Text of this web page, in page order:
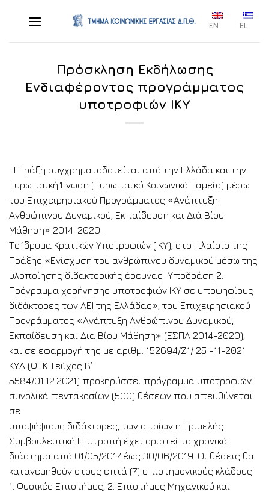
EN EL
Πρόσκληση Εκδήλωσης
Ενδιαφέροντος προγράμματος
υποτροφιών ΙΚΥ
Η Πράξη συγχρηματοδοτείται από την Ελλάδα και την
Ευρωπαϊκή Ένωση (Ευρωπαϊκό Κοινωνικό Ταμείο) μέσω
του Επιχειρησιακού Προγράμματος «Ανάπτυξη
Ανθρώπινου Δυναμικού, Εκπαίδευση και Διά Βίου
Μάθηση» 2014-2020.
Tο Ίδρυμα Κρατικών Υποτροφιών (ΙΚΥ), στο πλαίσιο της
Πράξης «Ενίσχυση του ανθρώπινου δυναμικού μέσω της
υλοποίησης διδακτορικής έρευνας-Υποδράση 2:
Πρόγραμμα χορήγησης υποτροφιών ΙΚΥ σε υποψηφίους
διδάκτορες των ΑΕΙ της Ελλάδας», του Επιχειρησιακού
Προγράμματος «Ανάπτυξη Ανθρώπινου Δυναμικού,
Εκπαίδευση και Δια Βίου Μάθηση» (ΕΣΠΑ 2014-2020),
και σε εφαρμογή της με αριθμ. 152694/Ζ1/ 25 -11-2021
ΚΥΑ (ΦΕΚ Τεύχος B’
5584/01.12.2021) προκηρύσσει πρόγραμμα υποτροφιών
συνολικά πεντακοσίων (500) θέσεων που απευθύνεται
σε
υποψήφιους διδάκτορες, των οποίων η Τριμελής
Συμβουλευτική Επιτροπή έχει οριστεί το χρονικό
διάστημα από 01/05/2017 έως 30/06/2019. Oι θέσεις θα
κατανεμηθούν στους επτά (7) επιστημονικούς κλάδους:
1. Φυσικές Επιστήμες, 2. Επιστήμες Μηχανικού και